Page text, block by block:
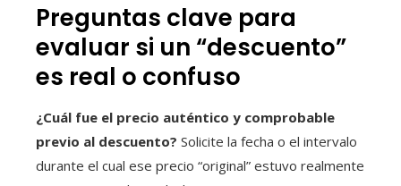
Preguntas clave para
evaluar si un “descuento”
es real o confuso
¿Cuál fue el precio auténtico y comprobable
previo al descuento? Solicite la fecha o el intervalo
durante el cual ese precio “original” estuvo realmente